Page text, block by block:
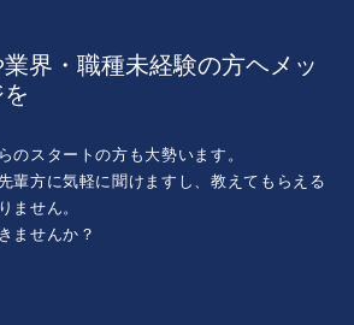
界・職種未経験の方ヘメッ
のスタートの方も大勢います。
輩方に気軽に聞けますし、教えてもらえる
ません。
ませんか？